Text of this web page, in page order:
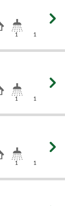
1 1
1 1
1 1